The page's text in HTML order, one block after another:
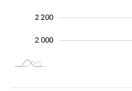
2 000
2 200